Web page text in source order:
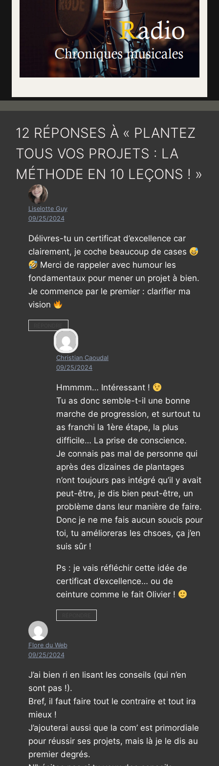
12 RÉPONSES À « PLANTEZ
TOUS VOS PROJETS : LA
MÉTHODE EN 10 LEÇONS ! »
Liselotte Guy
09/25/2024
Délivres-tu un certificat d’excellence car
clairement, je coche beaucoup de cases
Merci de rappeler avec humour les
fondamentaux pour mener un projet à bien.
Je commence par le premier : clarifier ma
vision
Christian Caoudal
09/25/2024
Hmmmm… Intéressant !
Tu as donc semble-t-il une bonne
marche de progression, et surtout tu
as franchi la 1ère étape, la plus
difficile… La prise de conscience.
Je connais pas mal de personne qui
après des dizaines de plantages
n’ont toujours pas intégré qu’il y avait
peut-être, je dis bien peut-être, un
problème dans leur manière de faire.
Donc je ne me fais aucun soucis pour
toi, tu amélioreras les chsoes, ça j’en
suis sûr !
Ps : je vais réfléchir cette idée de
certificat d’excellence… ou de
ceinture comme le fait Olivier !
Flore du Web
09/25/2024
J’ai bien ri en lisant les conseils (qui n’en
sont pas !).
Bref, il faut faire tout le contraire et tout ira
mieux !
J’ajouterai aussi que la com’ est primordiale
pour réussir ses projets, mais là je le dis au
premier degrés.